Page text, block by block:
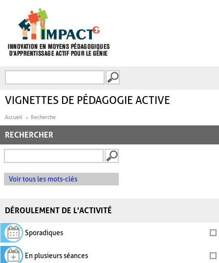
FORMULAIRE DE
VIGNETTES DE PÉDAGOGIE ACTIVE
Accueil Recherche
RECHERCHER
Voir tous les mots-clés
DÉROULEMENT DE L'ACTIVITÉ
Sporadiques
En plusieurs séances